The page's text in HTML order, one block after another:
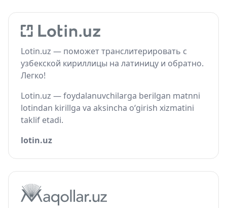
Lotin.uz — поможет транслитерировать с
узбекской кириллицы на латиницу и обратно.
Легко!
Lotin.uz — foydalanuvchilarga berilgan matnni
lotindan kirillga va aksincha o‘girish xizmatini
taklif etadi.
lotin.uz